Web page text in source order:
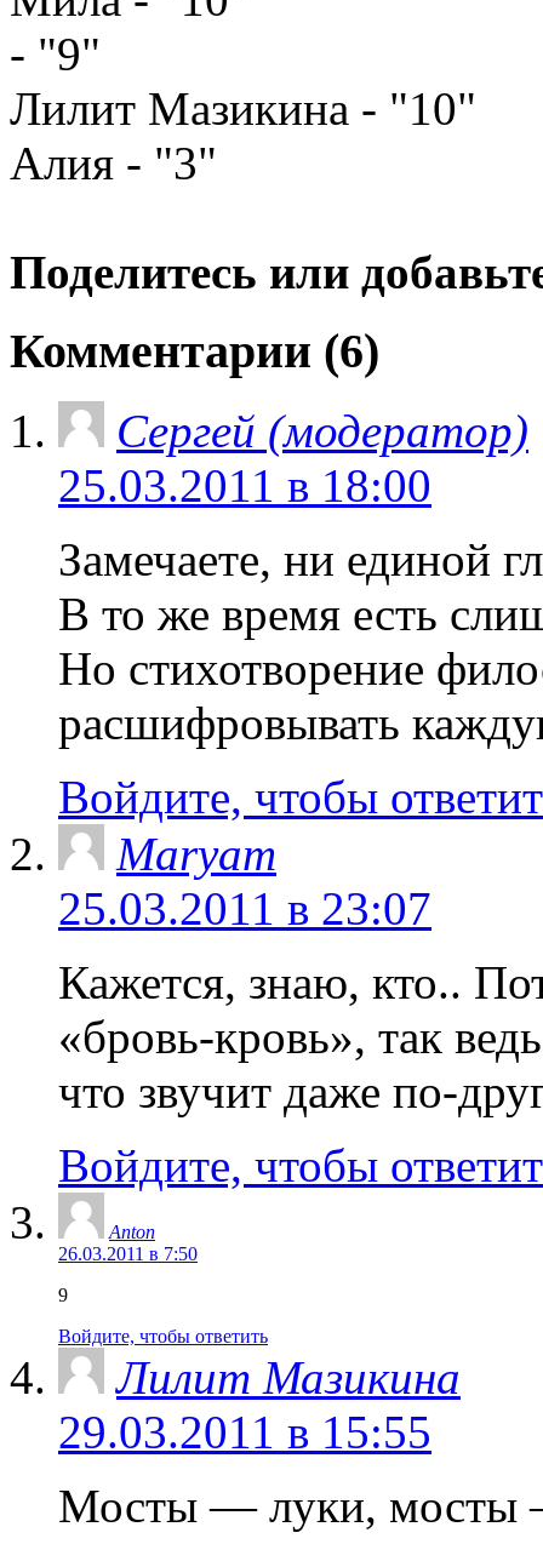
- "9"
Лилит Мазикина - "10"
Алия - "3"
Поделитесь или
Комментарии (6)
Сергей (модератор)
25.03.2011 в 18:00
Замечаете, ни единой
В то же время есть
Но стихотворение
расшифровывать
Войдите, чтобы
Maryam
25.03.2011 в 23:07
Кажется, знаю, кто..
«бровь-кровь», так
что звучит даже по-
Войдите, чтобы
Anton
26.03.2011 в 7:50
9
Войдите, чтобы ответить
Лилит Мазикина
29.03.2011 в 15:55
Мосты — луки, мосты